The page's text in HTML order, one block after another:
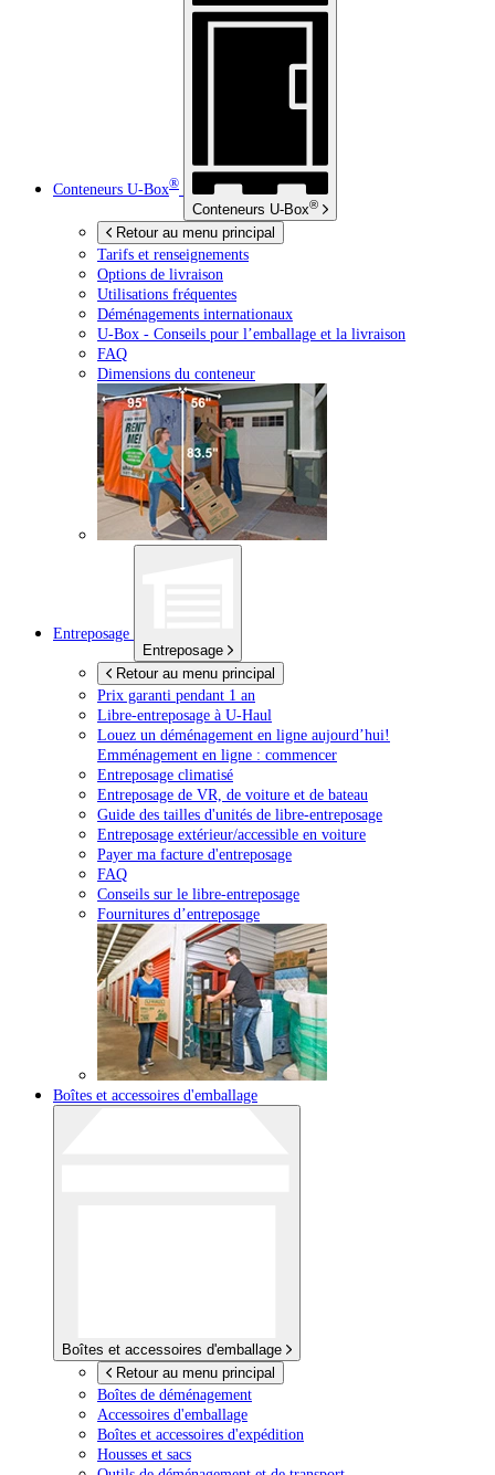
Conteneurs U-Box®
Conteneurs U-Box®
Retour au menu principal
Tarifs et renseignements
Options de livraison
Utilisations fréquentes
Déménagements internationaux
U-Box - Conseils pour l’emballage et la livraison
FAQ
Dimensions du conteneur
Entreposage
Entreposage
Retour au menu principal
Prix garanti pendant 1 an
Libre-entreposage à U-Haul
Louez un déménagement en ligne aujourd’hui!
Emménagement en ligne : commencer
Entreposage climatisé
Entreposage de VR, de voiture et de bateau
Guide des tailles d'unités de libre-entreposage
Entreposage extérieur/accessible en voiture
Payer ma facture d'entreposage
FAQ
Conseils sur le libre-entreposage
Fournitures d’entreposage
Boîtes et accessoires d'emballage
Boîtes et accessoires d'emballage
Retour au menu principal
Boîtes de déménagement
Accessoires d'emballage
Boîtes et accessoires d'expédition
Housses et sacs